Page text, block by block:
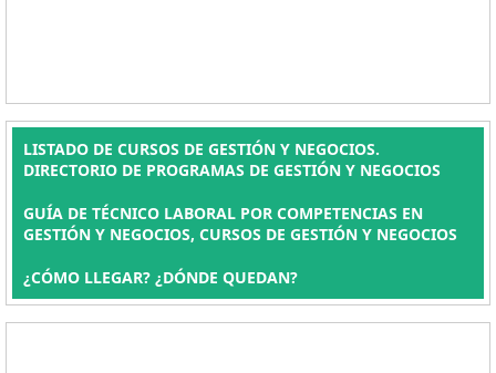
LISTADO DE CURSOS DE GESTIÓN Y NEGOCIOS.
DIRECTORIO DE PROGRAMAS DE GESTIÓN Y NEGOCIOS
GUÍA DE TÉCNICO LABORAL POR COMPETENCIAS EN
GESTIÓN Y NEGOCIOS, CURSOS DE GESTIÓN Y NEGOCIOS
¿CÓMO LLEGAR? ¿DÓNDE QUEDAN?